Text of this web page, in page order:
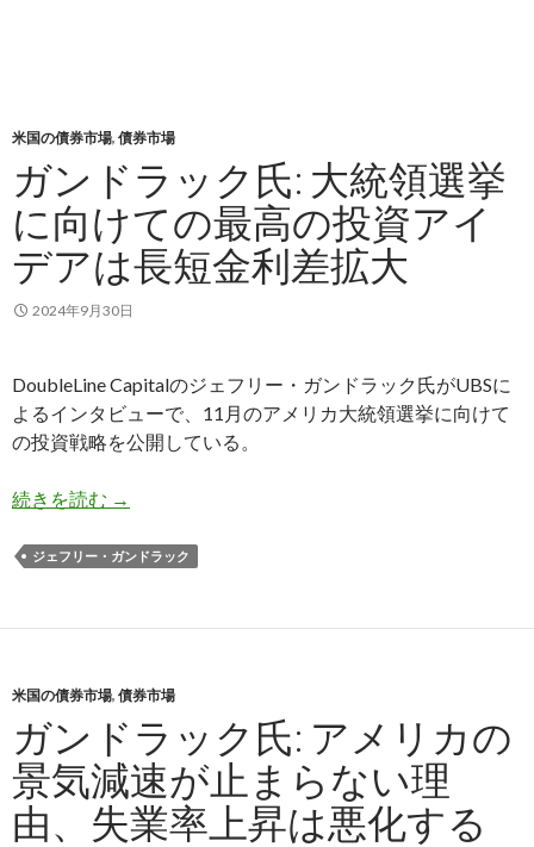
米国の債券市場, 債券市場
ガンドラック氏: 大統領選挙
に向けての最高の投資アイ
デアは長短金利差拡大
2024年9月30日
DoubleLine Capitalのジェフリー・ガンドラック氏がUBSに
よるインタビューで、11月のアメリカ大統領選挙に向けて
の投資戦略を公開している。
続きを読む ガンドラック氏: 大統領選挙に向けての最高の投
→
ジェフリー・ガンドラック
米国の債券市場, 債券市場
ガンドラック氏: アメリカの
景気減速が止まらない理
由、失業率上昇は悪化する